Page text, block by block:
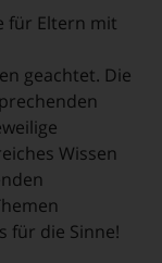
für Eltern mit
geachtet. Die
Wissen
für die Sinne!